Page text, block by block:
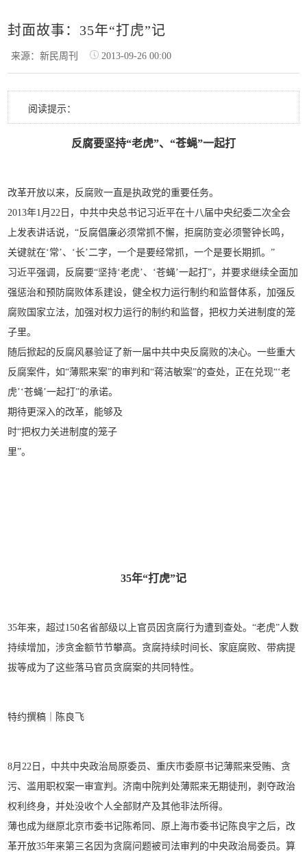
封面故事：35年“打虎”记
来源：新民周刊 2013-09-26 00:00
阅读提示：
反腐要坚持“老虎”、“苍蝇”一起打
改革开放以来，反腐败一直是执政党的重要任务。
2013年1月22日，中共中央总书记习近平在十八届中央纪委二次全会
上发表讲话说，“反腐倡廉必须常抓不懈，拒腐防变必须警钟长鸣，
关键就在‘常’、‘长’二字，一个是要经常抓，一个是要长期抓。”
习近平强调，反腐要“坚持‘老虎’、‘苍蝇’一起打”，并要求继续全面加
强惩治和预防腐败体系建设，健全权力运行制约和监督体系，加强反
腐败国家立法，加强对权力运行的制约和监督，把权力关进制度的笼
子里。
随后掀起的反腐风暴验证了新一届中共中央反腐败的决心。一些重大
反腐案件，如“薄熙来案”的审判和“蒋洁敏案”的查处，正在兑现“‘老
虎’‘苍蝇’一起打”的承诺。
期待更深入的改革，能够及
时“把权力关进制度的笼子
里”。
35年“打虎”记
35年来，超过150名省部级以上官员因贪腐行为遭到查处。“老虎”人数
持续增加，涉贪金额节节攀高。贪腐持续时间长、家庭腐败、带病提
拔等成为了这些落马官员贪腐案的共同特性。
特约撰稿｜陈良飞
8月22日，中共中央政治局原委员、重庆市委原书记薄熙来受贿、贪
污、滥用职权案一审宣判。济南中院判处薄熙来无期徒刑，剥夺政治
权利终身，并处没收个人全部财产及其他非法所得。
薄也成为继原北京市委书记陈希同、原上海市委书记陈良宇之后，改
革开放35年来第三名因为贪腐问题被司法审判的中央政治局委员。算